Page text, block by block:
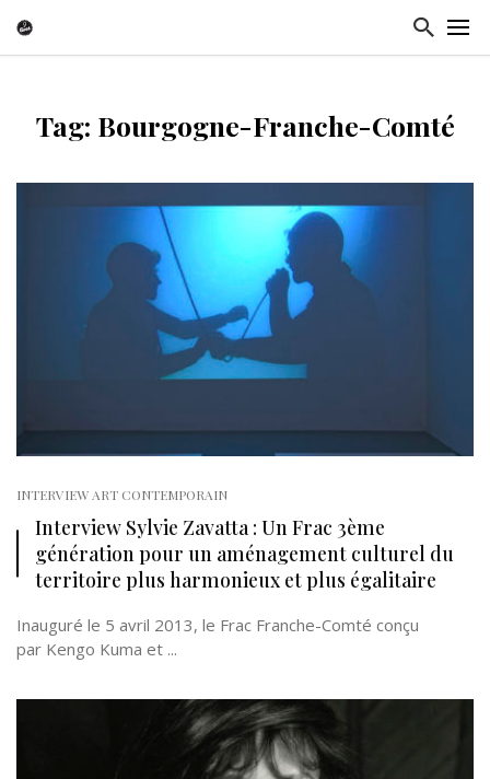
Tag: Bourgogne-Franche-Comté
INTERVIEW ART CONTEMPORAIN
Interview Sylvie Zavatta : Un Frac 3ème
génération pour un aménagement culturel du
territoire plus harmonieux et plus égalitaire
Inauguré le 5 avril 2013, le Frac Franche-Comté conçu
par Kengo Kuma et ...